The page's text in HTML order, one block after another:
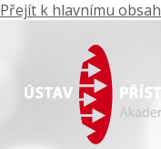
Přejít k hlavnímu